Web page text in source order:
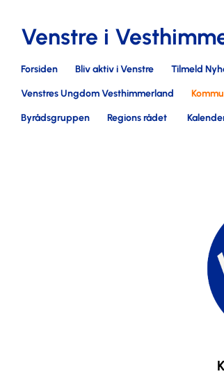
Venstre i
Forsiden Bliv aktiv i Venstre Tilmeld
Venstres Ungdom Vesthimmerland
Byrådsgruppen Regions rådet